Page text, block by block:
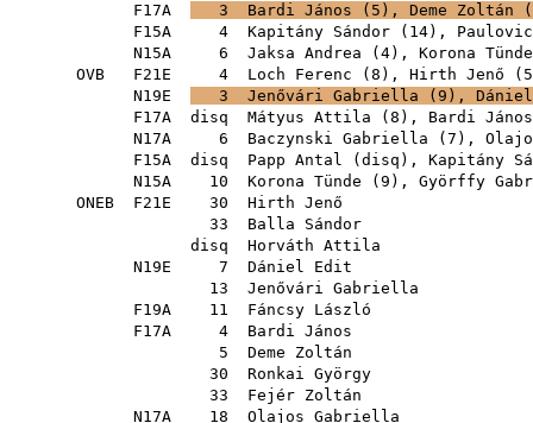
F17A
3 Bardi János ( 5 ), Deme Zoltán (
F15A 4 Kapitány Sándor ( 14),
N15A 6 Jaksa Andrea ( 4), Korona Tünde
OVB F21E 4 Loch Ferenc ( 8 ), Hirth Jenő ( 5
N19E
3 Jenővári Gabriella ( 9 ),
F17A disq Mátyus Attila ( 8 ), Bardi János
N17A 6 Baczynski Gabriella ( 7 ),
F15A disq Papp Antal ( disq ), Kapitány
N15A 10 Korona Tünde ( 9 ), Györffy
ONEB F21E 30
Hirth Jenő
33
Balla Sándor
disq
Horváth Attila
N19E 7
Dániel Edit
13
Jenővári Gabriella
F19A 11
Fáncsy László
F17A 4
Bardi János
5
Deme Zoltán
30
Ronkai György
33
Fejér Zoltán
N17A 18
Olajos Gabriella